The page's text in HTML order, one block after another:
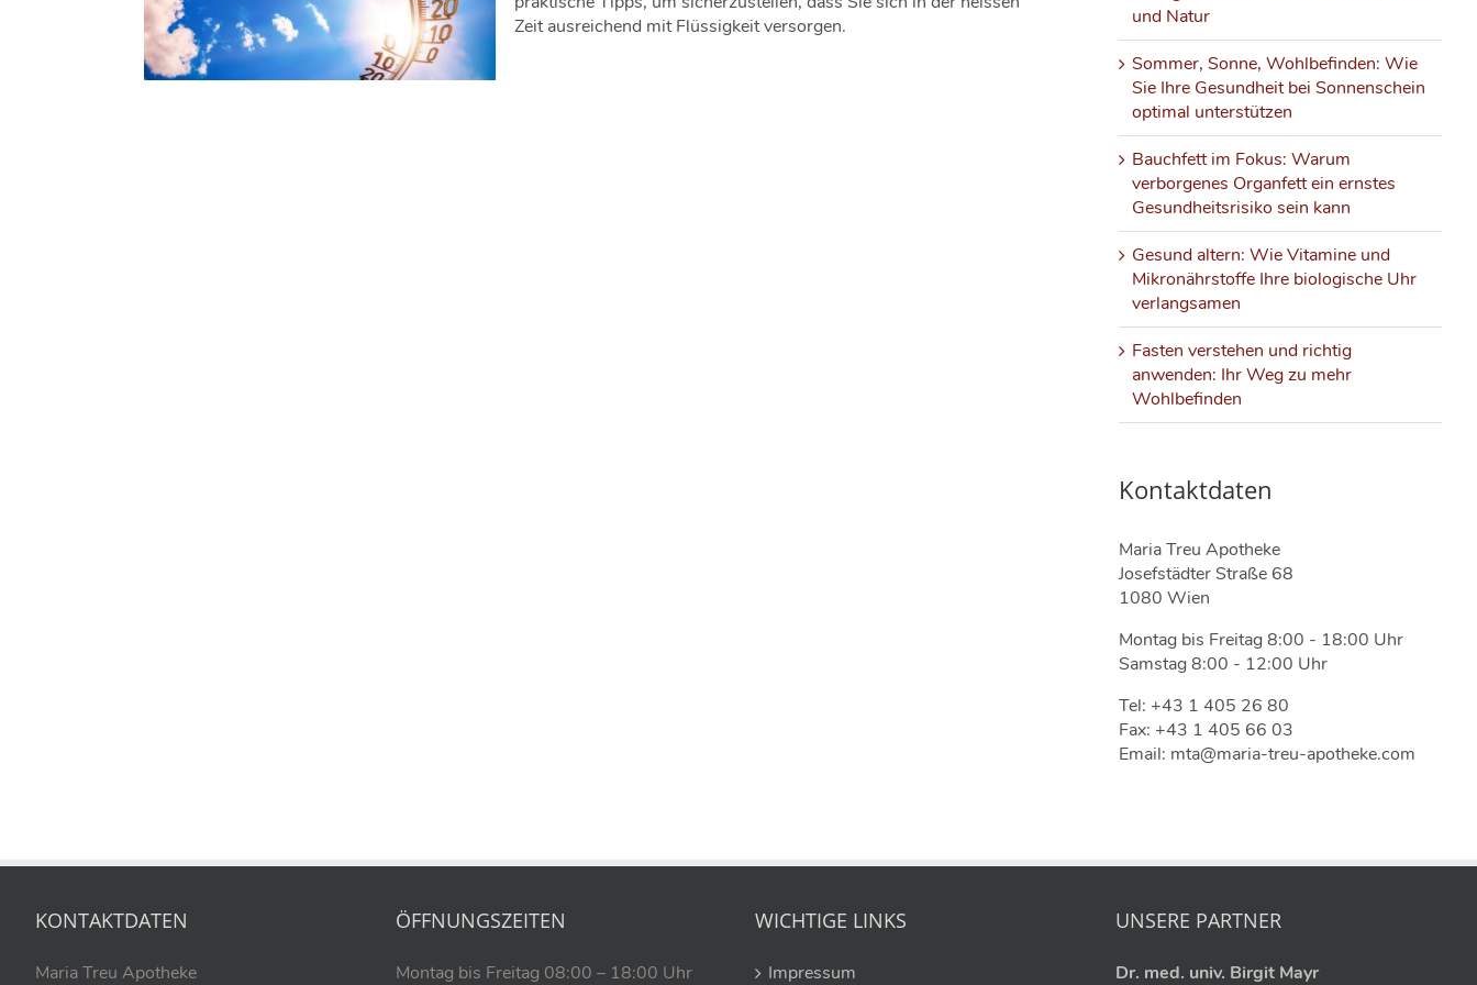
Zeit ausreichend mit Flüssigkeit versorgen.
und Natur
Sommer, Sonne, Wohlbefinden: Wie
Sie Ihre Gesundheit bei Sonnenschein
optimal unterstützen
Bauchfett im Fokus: Warum
verborgenes Organfett ein ernstes
Gesundheitsrisiko sein kann
Gesund altern: Wie Vitamine und
Mikronährstoffe Ihre biologische Uhr
verlangsamen
Fasten verstehen und richtig
anwenden: Ihr Weg zu mehr
Wohlbefinden
Kontaktdaten
Maria Treu Apotheke
Josefstädter Straße 68
1080 Wien
Montag bis Freitag 8:00 - 18:00 Uhr
Samstag 8:00 - 12:00 Uhr
Tel: +43 1 405 26 80
Fax: +43 1 405 66 03
Email: mta@maria-treu-apotheke.com
KONTAKTDATEN
Maria Treu Apotheke
ÖFFNUNGSZEITEN
Montag bis Freitag 08:00 – 18:00 Uhr
WICHTIGE LINKS
Impressum
UNSERE PARTNER
Dr. med. univ. Birgit Mayr